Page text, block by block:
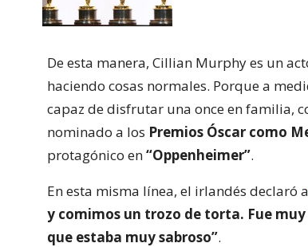
De esta manera, Cillian Murphy es un
haciendo cosas normales. Porque a
capaz de disfrutar una once en familia,
nominado a los Premios Óscar como
protagónico en“Oppenheimer”.
En esta misma línea, el irlandés declaró a
y comimos un trozo de torta. Fue
que estaba muy sabroso”.